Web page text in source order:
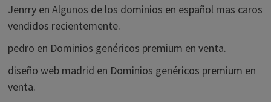
Jenrryen Algunos de los dominios en español mas caros
vendidos recientemente.
pedro en Dominios genéricos premium en venta.
diseño web madrid en Dominios genéricos premium en
venta.